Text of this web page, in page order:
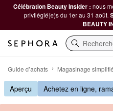
Célébration Beauty Insider : nous
privilégié(e)s du 1er au 31 août.
BEAUTY
Recherche
Guide d’achats Magasinage simplifié
Aperçu Achetez en ligne,